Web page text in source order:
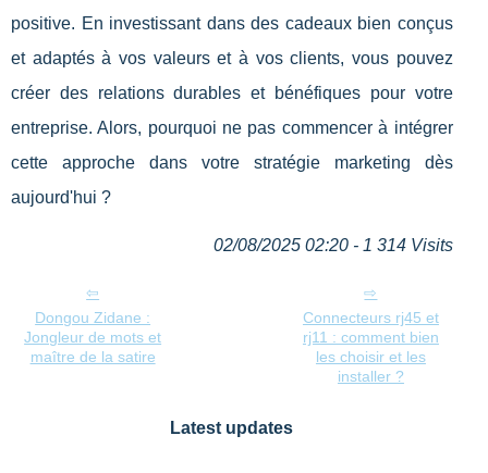
positive. En investissant dans des cadeaux bien conçus
et adaptés à vos valeurs et à vos clients, vous pouvez
créer des relations durables et bénéfiques pour votre
entreprise. Alors, pourquoi ne pas commencer à intégrer
cette approche dans votre stratégie marketing dès
aujourd'hui ?
02/08/2025 02:20 - 1 314 Visits
Dongou Zidane :
Jongleur de mots et
maître de la satire
Connecteurs rj45 et
rj11 : comment bien
les choisir et les
installer ?
Latest updates